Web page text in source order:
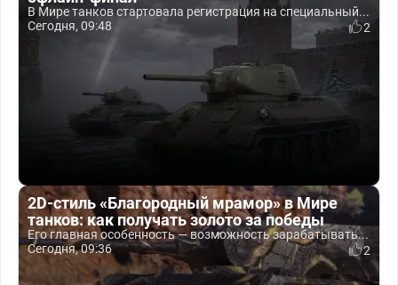
В Мире танков стартовала регистрация на специальный...
Сегодня, 09:48
2
2D-стиль «Благородный мрамор» в Мире
танков: как получать золото за победы
Его главная особенность — возможность зарабатывать...
Сегодня, 09:36
2